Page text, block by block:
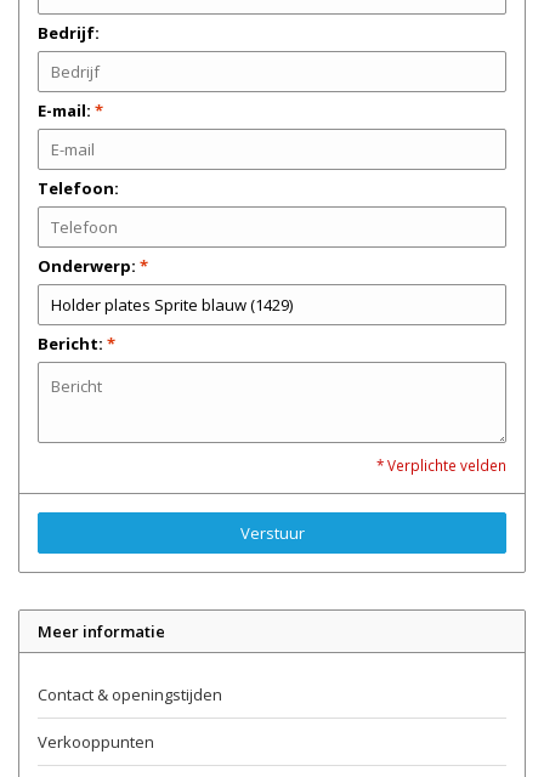
Bedrijf:
E-mail: *
Telefoon:
Onderwerp: *
Bericht: *
* Verplichte velden
Verstuur
Meer informatie
Contact & openingstijden
Verkooppunten